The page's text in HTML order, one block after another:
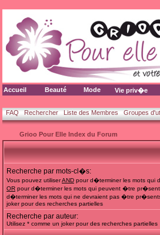
Accueil Beauté Mode Vie priv�e
FAQ Rechercher Liste des Membres Groupes
Grioo Pour Elle Index du Forum
Recherche par mots-cl�s:
Vous pouvez utiliserAND pour d�terminer les mots
OR pour d�terminer les mots qui peuvent �tre
d�terminer les mots qui ne devraient pas �tre
joker pour des recherches partielles
Recherche par auteur:
Utilisez * comme un joker pour des recherches partielles